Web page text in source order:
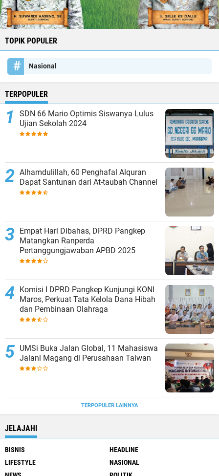
TOPIK POPULER
Nasional
TERPOPULER
SDN 66 Mario Optimis Siswanya Lulus
Ujian Sekolah 2024
Alhamdulillah, 60 Penghafal Alquran
Dapat Santunan dari At-taubah Channel
Empat Hari Dibahas, DPRD Pangkep
Matangkan Ranperda
Pertanggungjawaban APBD 2025
Komisi I DPRD Pangkep Kunjungi KONI
Maros, Perkuat Tata Kelola Dana Hibah
dan Pembinaan Olahraga
UMSi Buka Jalan Global, 11 Mahasiswa
Jalani Magang di Perusahaan Taiwan
TERPOPULER LAINNYA
JELAJAHI
BISNIS
HEADLINE
LIFESTYLE
NASIONAL